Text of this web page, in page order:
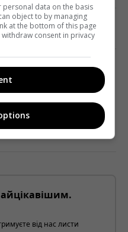
Twitter 0
від нас листи
personal data on the basis
object to by managing
at the bottom of this page
consent in privacy